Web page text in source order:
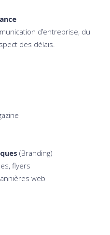
d’entreprise, du
des délais.
(Branding)
flyers
web